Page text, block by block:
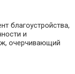
благоустройства,
и
очерчивающий